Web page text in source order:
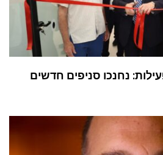
נחנכו סניפים חדשים